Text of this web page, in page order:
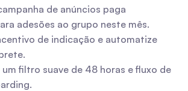
de anúncios paga
adesões ao grupo neste mês.
de indicação e automatize
filtro suave de 48 horas e fluxo de